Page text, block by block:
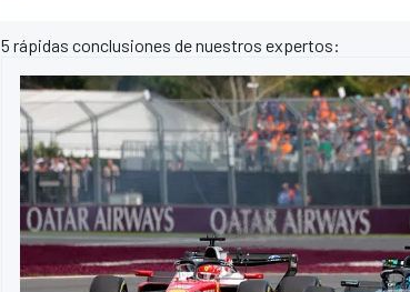
5 rápidas conclusiones de nuestros expertos: